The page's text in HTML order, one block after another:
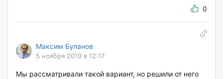
0
Максим Буланов
5 ноября 2019 в 12:17
Мы рассматривали такой вариант, но решили от него